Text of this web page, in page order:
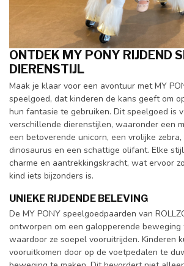
ONTDEK MY PONY RIJDEND
DIERENSTIJL
Maak je klaar voor een avontuur met MY
speelgoed, dat kinderen de kans geeft om
hun fantasie te gebruiken. Dit speelgoed is
verschillende dierenstijlen, waaronder een
een betoverende unicorn, een vrolijke
dinosaurus en een schattige olifant. Elke
charme en aantrekkingskracht, wat ervoor
kind iets bijzonders is.
UNIEKE RIJDENDE BELEVING
De MY PONY speelgoedpaarden van
ontworpen om een galopperende beweging
waardoor ze soepel vooruitrijden. Kinderen
vooruitkomen door op de voetpedalen te